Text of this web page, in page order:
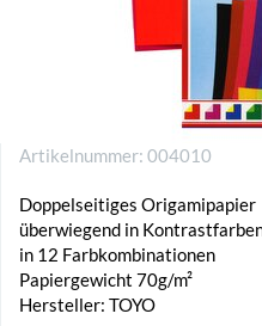
Artikelnummer: 004010
Doppelseitiges Origamipapier
überwiegend in
in 12 Farbkombinationen
Papiergewicht 70g/m²
Hersteller: TOYO